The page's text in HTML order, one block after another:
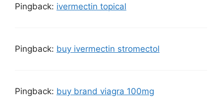
Pingback: ivermectin topical
Pingback: buy ivermectin stromectol
Pingback: buy brand viagra 100mg